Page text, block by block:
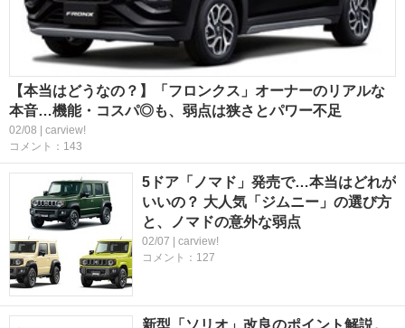
【本当はどうなの？】「フロンクス」オーナーのリアルな
本音…機能・コスパ◎も、弱点は狭さとパワー不足
02/08 | carview!
コメント：143
5ドア「ノマド」発売で…本当はどれが
いいの？ 大人気「ジムニー」の選び方
と、ノマドの意外な弱点
02/07 | carview!
コメント：127